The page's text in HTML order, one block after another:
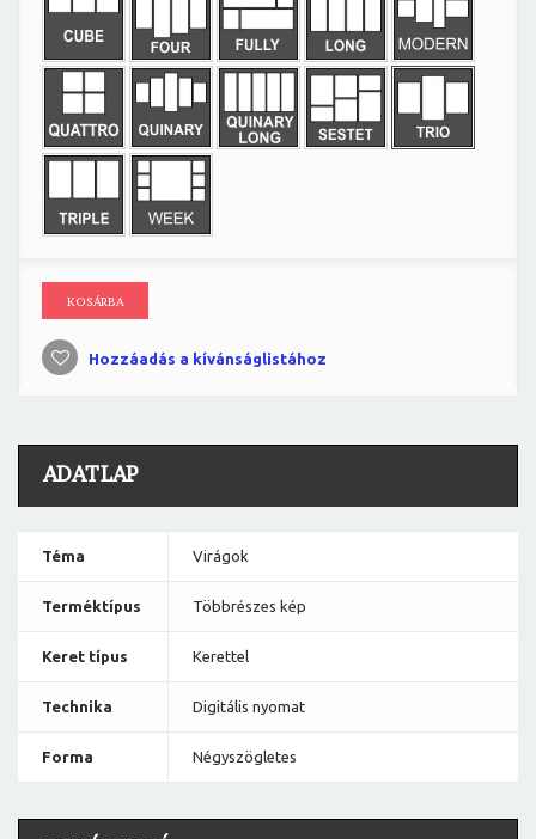
KOSÁRBA
Hozzáadás a kívánságlistához
ADATLAP
Téma Virágok
Terméktípus Többrészes kép
Keret típus Kerettel
Technika Digitális nyomat
Forma Négyszögletes